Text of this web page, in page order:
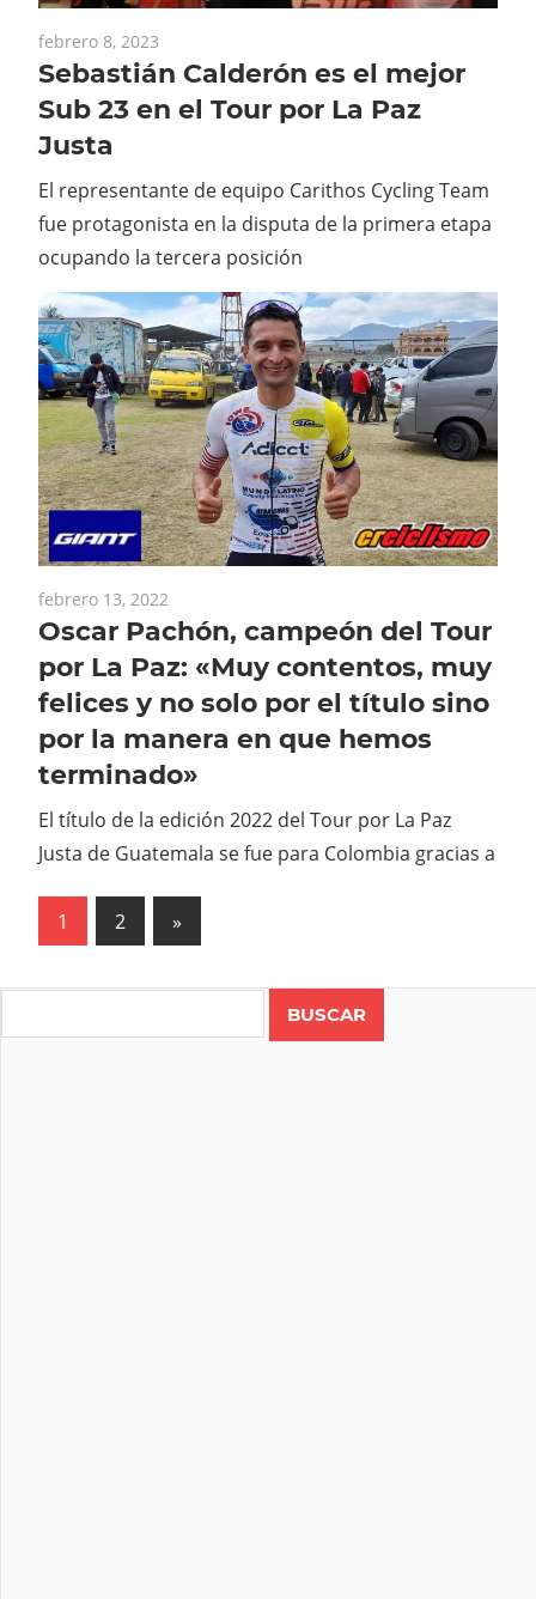
febrero 8, 2023
Sebastián Calderón es el mejor
Sub 23 en el Tour por La Paz
Justa
El representante de equipo Carithos Cycling Team
fue protagonista en la disputa de la primera etapa
ocupando la tercera posición
febrero 13, 2022
Oscar Pachón, campeón del Tour
por La Paz: «Muy contentos, muy
felices y no solo por el título sino
por la manera en que hemos
terminado»
El título de la edición 2022 del Tour por La Paz
Justa de Guatemala se fue para Colombia gracias a
Paginación
1 2
Next
Posts
»